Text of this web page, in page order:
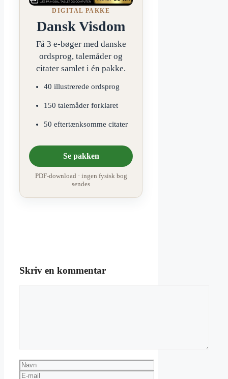
DIGITAL PAKKE
Dansk Visdom
Få 3 e-bøger med danske
ordsprog, talemåder og
citater samlet i én pakke.
40 illustrerede ordsprog
150 talemåder forklaret
50 eftertænksomme citater
Se pakken
PDF-download · ingen fysisk bog
sendes
Skriv en kommentar
Navn
E-